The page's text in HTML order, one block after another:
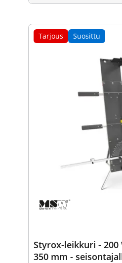
Tarjous Suosittu
Styrox-leikkuri - 200
350 mm -